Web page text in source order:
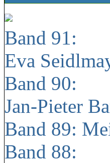
Band 91:
Eva
Band 90:
Jan-Pieter
Band 89:
Band 88: